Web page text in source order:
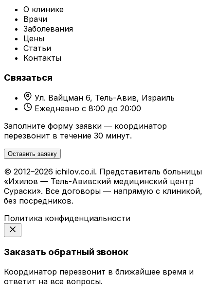
О клинике
Врачи
Заболевания
Цены
Статьи
Контакты
Связаться
Ул. Вайцман 6, Тель-Авив, Израиль
Ежедневно с 8:00 до 20:00
Заполните форму заявки — координатор
перезвонит в течение 30 минут.
Оставить заявку
© 2012–2026 ichilov.co.il. Представитель больницы
«Ихилов — Тель-Авивский медицинский центр
Сураски». Все договоры — напрямую с клиникой,
без посредников.
Политика конфиденциальности
Заказать обратный звонок
Координатор перезвонит в ближайшее время и
ответит на все вопросы.